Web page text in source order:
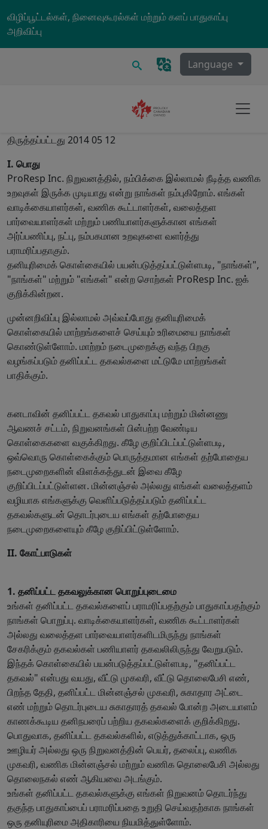
விழிப்பூட்டல்கள், நினைவுகூரல்கள் மற்றும் களப் பாதுகாப்பு
அறிவிப்பு
தேடல் Language
திருத்தப்பட்டது 2014 05 12
I. பொது
ProResp Inc. நிறுவனத்தில், நம்பிக்கை இல்லாமல் நீடித்த வணிக
உறவுகள் இருக்க முடியாது என்று நாங்கள் நம்புகிறோம். எங்கள்
வாடிக்கையாளர்கள், வணிக கூட்டாளர்கள், வலைத்தள
பார்வையாளர்கள் மற்றும் பணியாளர்களுக்கான எங்கள்
அர்ப்பணிப்பு, நட்பு, நம்பகமான உறவுகளை வளர்த்து
பராமரிப்பதாகும்.
தனியுரிமைக் கொள்கையில் பயன்படுத்தப்பட்டுள்ளபடி, "நாங்கள்",
"நாங்கள்" மற்றும் "எங்கள்" என்ற சொற்கள் ProResp Inc. ஐக்
குறிக்கின்றன.
முன்னறிவிப்பு இல்லாமல் அவ்வப்போது தனியுரிமைக்
கொள்கையில் மாற்றங்களைச் செய்யும் உரிமையை நாங்கள்
கொண்டுள்ளோம். மாற்றம் நடைமுறைக்கு வந்த பிறகு
வழங்கப்படும் தனிப்பட்ட தகவல்களை மட்டுமே மாற்றங்கள்
பாதிக்கும்.
கனடாவின் தனிப்பட்ட தகவல் பாதுகாப்பு மற்றும் மின்னணு
ஆவணச் சட்டம், நிறுவனங்கள் பின்பற்ற வேண்டிய
கொள்கைகளை வகுக்கிறது. கீழே குறிப்பிடப்பட்டுள்ளபடி,
ஒவ்வொரு கொள்கைக்கும் பொருத்தமான எங்கள் தற்போதைய
நடைமுறைகளின் விளக்கத்துடன் இவை கீழே
குறிப்பிடப்பட்டுள்ளன. மின்னஞ்சல் அல்லது எங்கள் வலைத்தளம்
வழியாக எங்களுக்கு வெளிப்படுத்தப்படும் தனிப்பட்ட
தகவல்களுடன் தொடர்புடைய எங்கள் தற்போதைய
நடைமுறைகளையும் கீழே குறிப்பிட்டுள்ளோம்.
II. கோட்பாடுகள்
1. தனிப்பட்ட தகவலுக்கான பொறுப்புடைமை
உங்கள் தனிப்பட்ட தகவல்களைப் பராமரிப்பதற்கும் பாதுகாப்பதற்கும்
நாங்கள் பொறுப்பு. வாடிக்கையாளர்கள், வணிக கூட்டாளர்கள்
அல்லது வலைத்தள பார்வையாளர்களிடமிருந்து நாங்கள்
சேகரிக்கும் தகவல்கள் பணியாளர் தகவலிலிருந்து வேறுபடும்.
இந்தக் கொள்கையில் பயன்படுத்தப்பட்டுள்ளபடி, "தனிப்பட்ட
தகவல்" என்பது வயது, வீட்டு முகவரி, வீட்டு தொலைபேசி எண்,
பிறந்த தேதி, தனிப்பட்ட மின்னஞ்சல் முகவரி, சுகாதார அட்டை
எண் மற்றும் தொடர்புடைய சுகாதாரத் தகவல் போன்ற அடையாளம்
காணக்கூடிய தனிநபரைப் பற்றிய தகவல்களைக் குறிக்கிறது.
பொதுவாக, தனிப்பட்ட தகவல்களில், எடுத்துக்காட்டாக, ஒரு
ஊழியர் அல்லது ஒரு நிறுவனத்தின் பெயர், தலைப்பு, வணிக
முகவரி, வணிக மின்னஞ்சல் மற்றும் வணிக தொலைபேசி அல்லது
தொலைநகல் எண் ஆகியவை அடங்கும்.
உங்கள் தனிப்பட்ட தகவல்களுக்கு எங்கள் நிறுவனம் தொடர்ந்து
தகுந்த பாதுகாப்பைப் பராமரிப்பதை உறுதி செய்வதற்காக நாங்கள்
ஒரு தனியுரிமை அதிகாரியை நியமித்துள்ளோம்.